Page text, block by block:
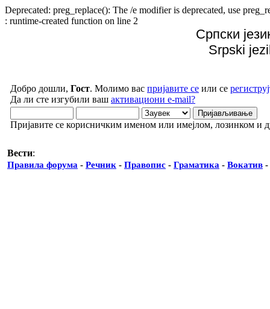
Deprecated: preg_replace(): The /e modifier is deprecated, use
: runtime-created function on line 2
Српски
Srpski
Добро дошли, Гост. Молимо вас пријавите се или се
Да ли сте изгубили ваш активациони e-mail?
Пријавите се корисничким именом или имејлом, лозинком и
Вести:
Правила форума - Речник - Правопис - Граматика - Вокатив -